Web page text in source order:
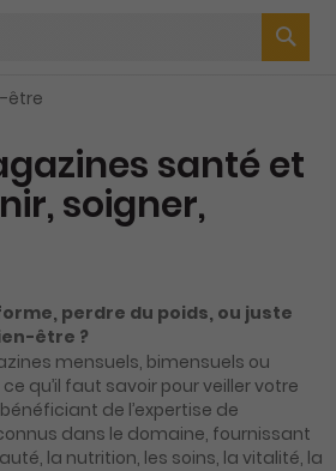
être
santé et
soigner,
perdre du poids, ou juste
être ?
mensuels, bimensuels ou
qu’il faut savoir pour veiller votre
de l’expertise de
dans le domaine, fournissant
la nutrition, les soins, la vitalité, la